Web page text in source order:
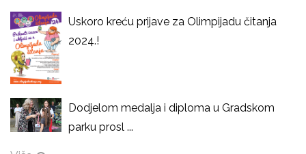
Uskoro kreću prijave za Olimpijadu čitanja
2024.!
Dodjelom medalja i diploma u Gradskom
parku prosl ...